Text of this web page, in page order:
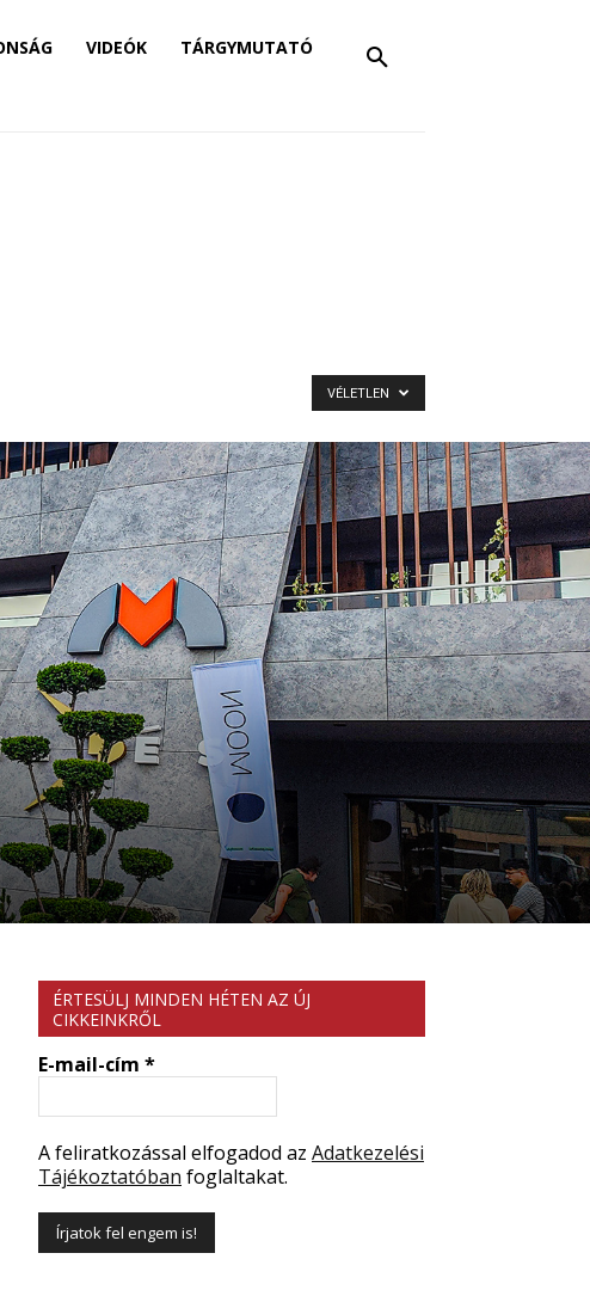
VIDEÓK TÁRGYMUTATÓ
VÉLETLEN
ÉRTESÜLJ MINDEN HÉTEN AZ ÚJ
CIKKEINKRŐL
E-mail-cím *
A feliratkozással elfogadod az Adatkezelési
Tájékoztatóban foglaltakat.